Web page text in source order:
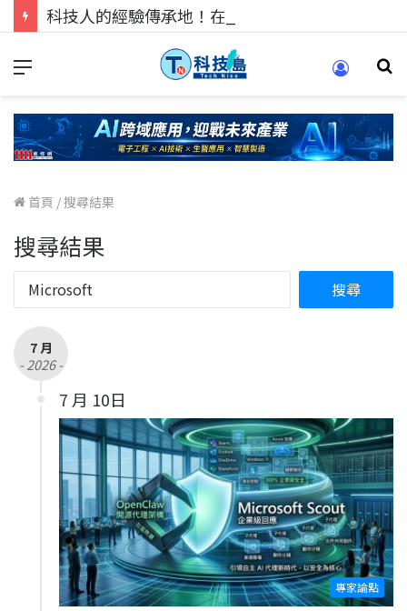
首頁 /搜尋結果
搜尋結果
7 月
- 2026 -
7 月 10日
專家論點